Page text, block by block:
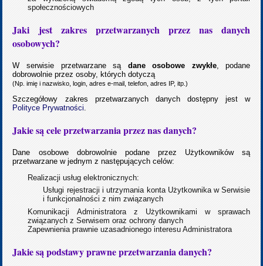
społecznościowych
Jaki jest zakres przetwarzanych przez nas danych
osobowych?
W serwisie przetwarzane są dane osobowe zwykłe, podane
dobrowolnie przez osoby, których dotyczą
(Np. imię i nazwisko, login, adres e-mail, telefon, adres IP, itp.)
Szczegółowy zakres przetwarzanych danych dostępny jest w
Polityce Prywatności
Jakie są cele przetwarzania przez nas danych?
Dane osobowe dobrowolnie podane przez Użytkowników są
przetwarzane w jednym z następujących celów:
Realizacji usług elektronicznych:
Usługi rejestracji i utrzymania konta Użytkownika w Serwisie
i funkcjonalności z nim związanych
Komunikacji Administratora z Użytkownikami w sprawach
związanych z Serwisem oraz ochrony danych
Zapewnienia prawnie uzasadnionego interesu Administratora
Jakie są podstawy prawne przetwarzania danych?